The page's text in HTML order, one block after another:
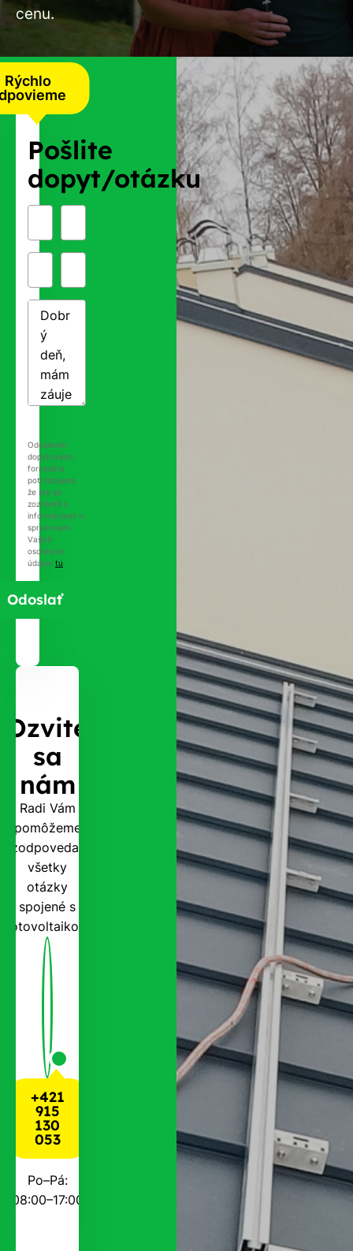
cenu.
Ozvite
sa
nám
Radi Vám
pomôžeme
zodpovedať
všetky
otázky
spojené s
fotovoltaikou.
+421
915
130
053
Po–Pá:
08:00–17:00
Rýchlo
Pošlite
dopyt/otázku
Odoslaním
dopytového
formulára
potvrdzujete,
že ste sa
zoznámili s
informáciami o
spracovaní
Vašich
osobných
údajov tu